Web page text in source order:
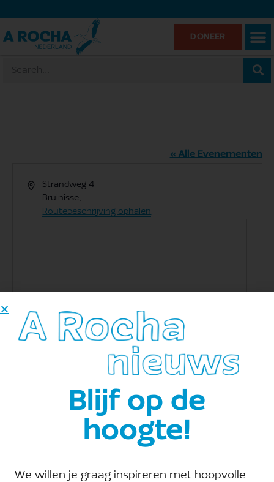
DONEER
« Alle Evenementen
AdresStrandweg 4
Bruinisse,
Routebeschrijving ophalen
08.08.2026
Blijf op de
hoogte!
We willen je graag inspireren met hoopvolle